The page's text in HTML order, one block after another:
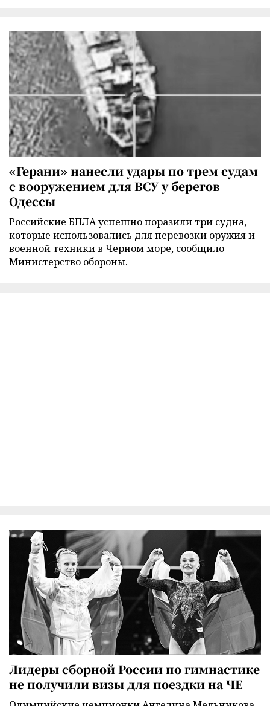
«Герани» нанесли удары по трем судам
с вооружением для ВСУ у берегов
Одессы
Российские БПЛА успешно поразили три судна,
которые использовались для перевозки оружия и
военной техники в Черном море, сообщило
Министерство обороны.
Лидеры сборной России по гимнастике
не получили визы для поездки на ЧЕ